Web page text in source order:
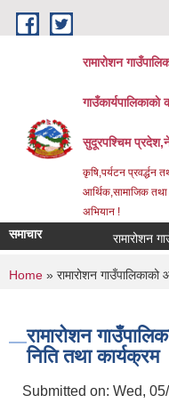
Skip to main content
रामारोशन
गाउँकार्यपालिकाकाे
सुदूरपश्चिम
कृषि,पर्यटन प्रवर्द्धन
आर्थिक,सामाजिक तथा
अभियान !
समाचार रामारोशन
You are here
Home » रामारोशन
रामारोशन
निति तथा कार्यक्रम
Submitted on: Wed,